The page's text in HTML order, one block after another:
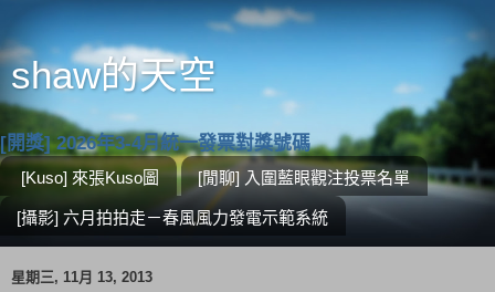
shaw的天空
[開獎] 2026年3-4月統一發票對獎號碼
[Kuso] 來張Kuso圖 [閒聊] 入圍藍眼觀注投票名單
[攝影] 六月拍拍走－春風風力發電示範系統
星期三, 11月 13, 2013